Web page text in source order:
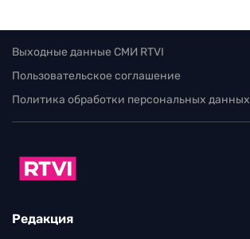
Выходные данные СМИ RTVI
Пользовательское соглашение
Политика обработки персональных данных
Редакция